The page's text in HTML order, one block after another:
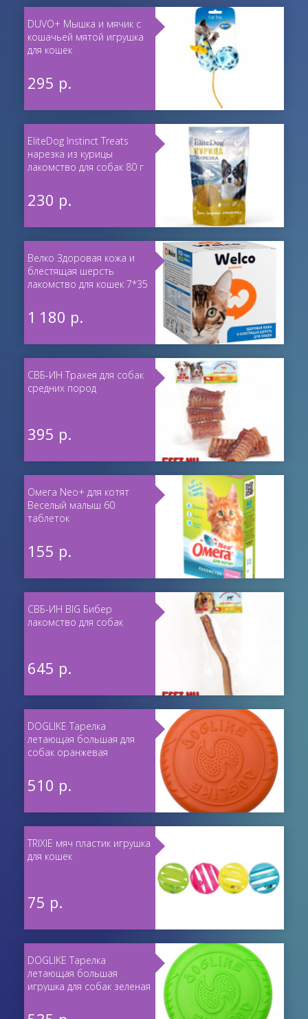
DUVO+ Мышка и мячик с
кошачьей мятой игрушка
для кошек
295 р.
EliteDog Instinct Treats
нарезка из курицы
лакомство для собак 80 г
230 р.
Велко Здоровая кожа и
блестящая шерсть
лакомство для кошек 7*35
1 180 р.
СВБ-ИН Трахея для собак
средних пород
395 р.
Омега Neo+ для котят
Веселый малыш 60
таблеток
155 р.
СВБ-ИН BIG Бибер
лакомство для собак
645 р.
DOGLIKE Тарелка
летающая большая для
собак оранжевая
510 р.
TRIXIE мяч пластик игрушка
для кошек
75 р.
DOGLIKE Тарелка
летающая большая
игрушка для собак зеленая